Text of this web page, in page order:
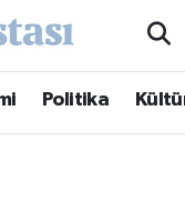
Politika